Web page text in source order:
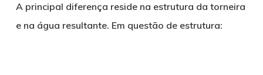
A principal diferença reside na estrutura da torneira
e na água resultante. Em questão de estrutura: